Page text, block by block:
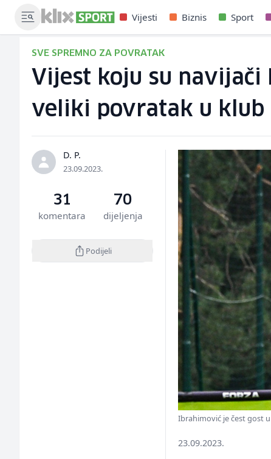
Vijesti Biznis Sport
SVE SPREMNO ZA POVRATAK
Vijest koju su navijači
veliki povratak u klub
D. P.
23.09.2023.
31
komentara
70
dijeljenja
Podijeli
Ibrahimović je čest gost
23.09.2023.